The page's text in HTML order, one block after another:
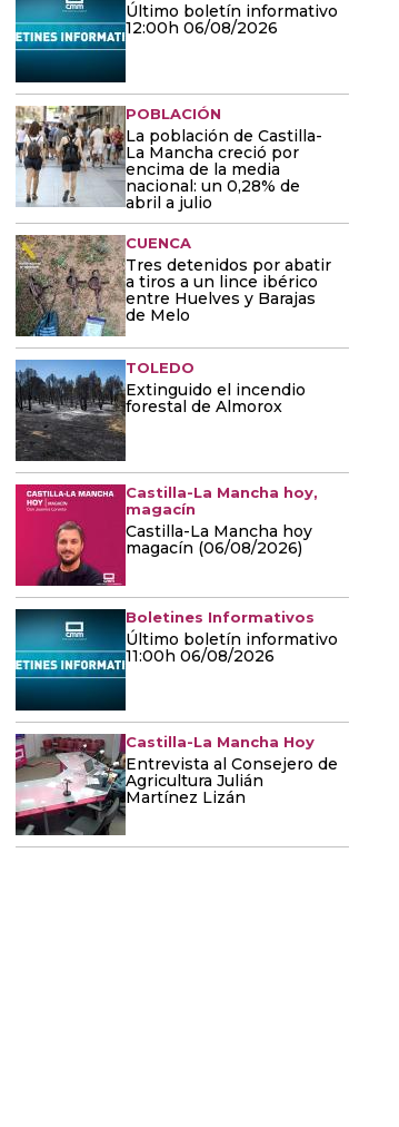
Último boletín informativo
12:00h 06/08/2026
POBLACIÓN
La población de Castilla-
La Mancha creció por
encima de la media
nacional: un 0,28% de
abril a julio
CUENCA
Tres detenidos por abatir
a tiros a un lince ibérico
entre Huelves y Barajas
de Melo
TOLEDO
Extinguido el incendio
forestal de Almorox
Castilla-La Mancha hoy,
magacín
Castilla-La Mancha hoy
magacín (06/08/2026)
Boletines Informativos
Último boletín informativo
11:00h 06/08/2026
Castilla-La Mancha Hoy
Entrevista al Consejero de
Agricultura Julián
Martínez Lizán